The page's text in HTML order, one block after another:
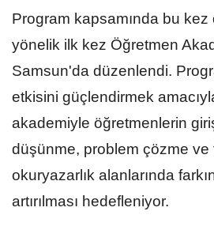
Program kapsamında bu kez
yönelik ilk kez Öğretmen
Samsun'da düzenlendi.
etkisini güçlendirmek
akademiyle öğretmenlerin
düşünme, problem çözme ve
okuryazarlık alanlarında
artırılması hedefleniyor.